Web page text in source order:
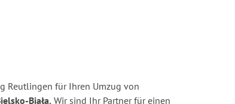
Reutlingen für Ihren Umzug von
Biała. Wir sind Ihr Partner für einen